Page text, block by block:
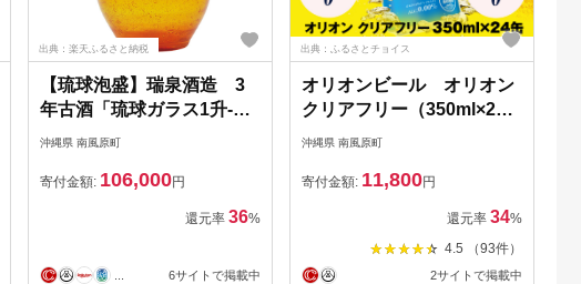
出典：楽天ふるさと納税
【琉球泡盛】瑞泉酒造 3
年古酒「琉球ガラス1升-
橙-」1,800ml
沖縄県 南風原町
寄付金額: 106,000円
還元率 36%
6サイトで掲載中
出典：ふるさとチョイス
オリオンビール オリオン
クリアフリー（350ml×24
缶）ノンアルコールビール
沖縄県 南風原町
寄付金額: 11,800円
還元率 34%
4.5 （93件）
2サイトで掲載中